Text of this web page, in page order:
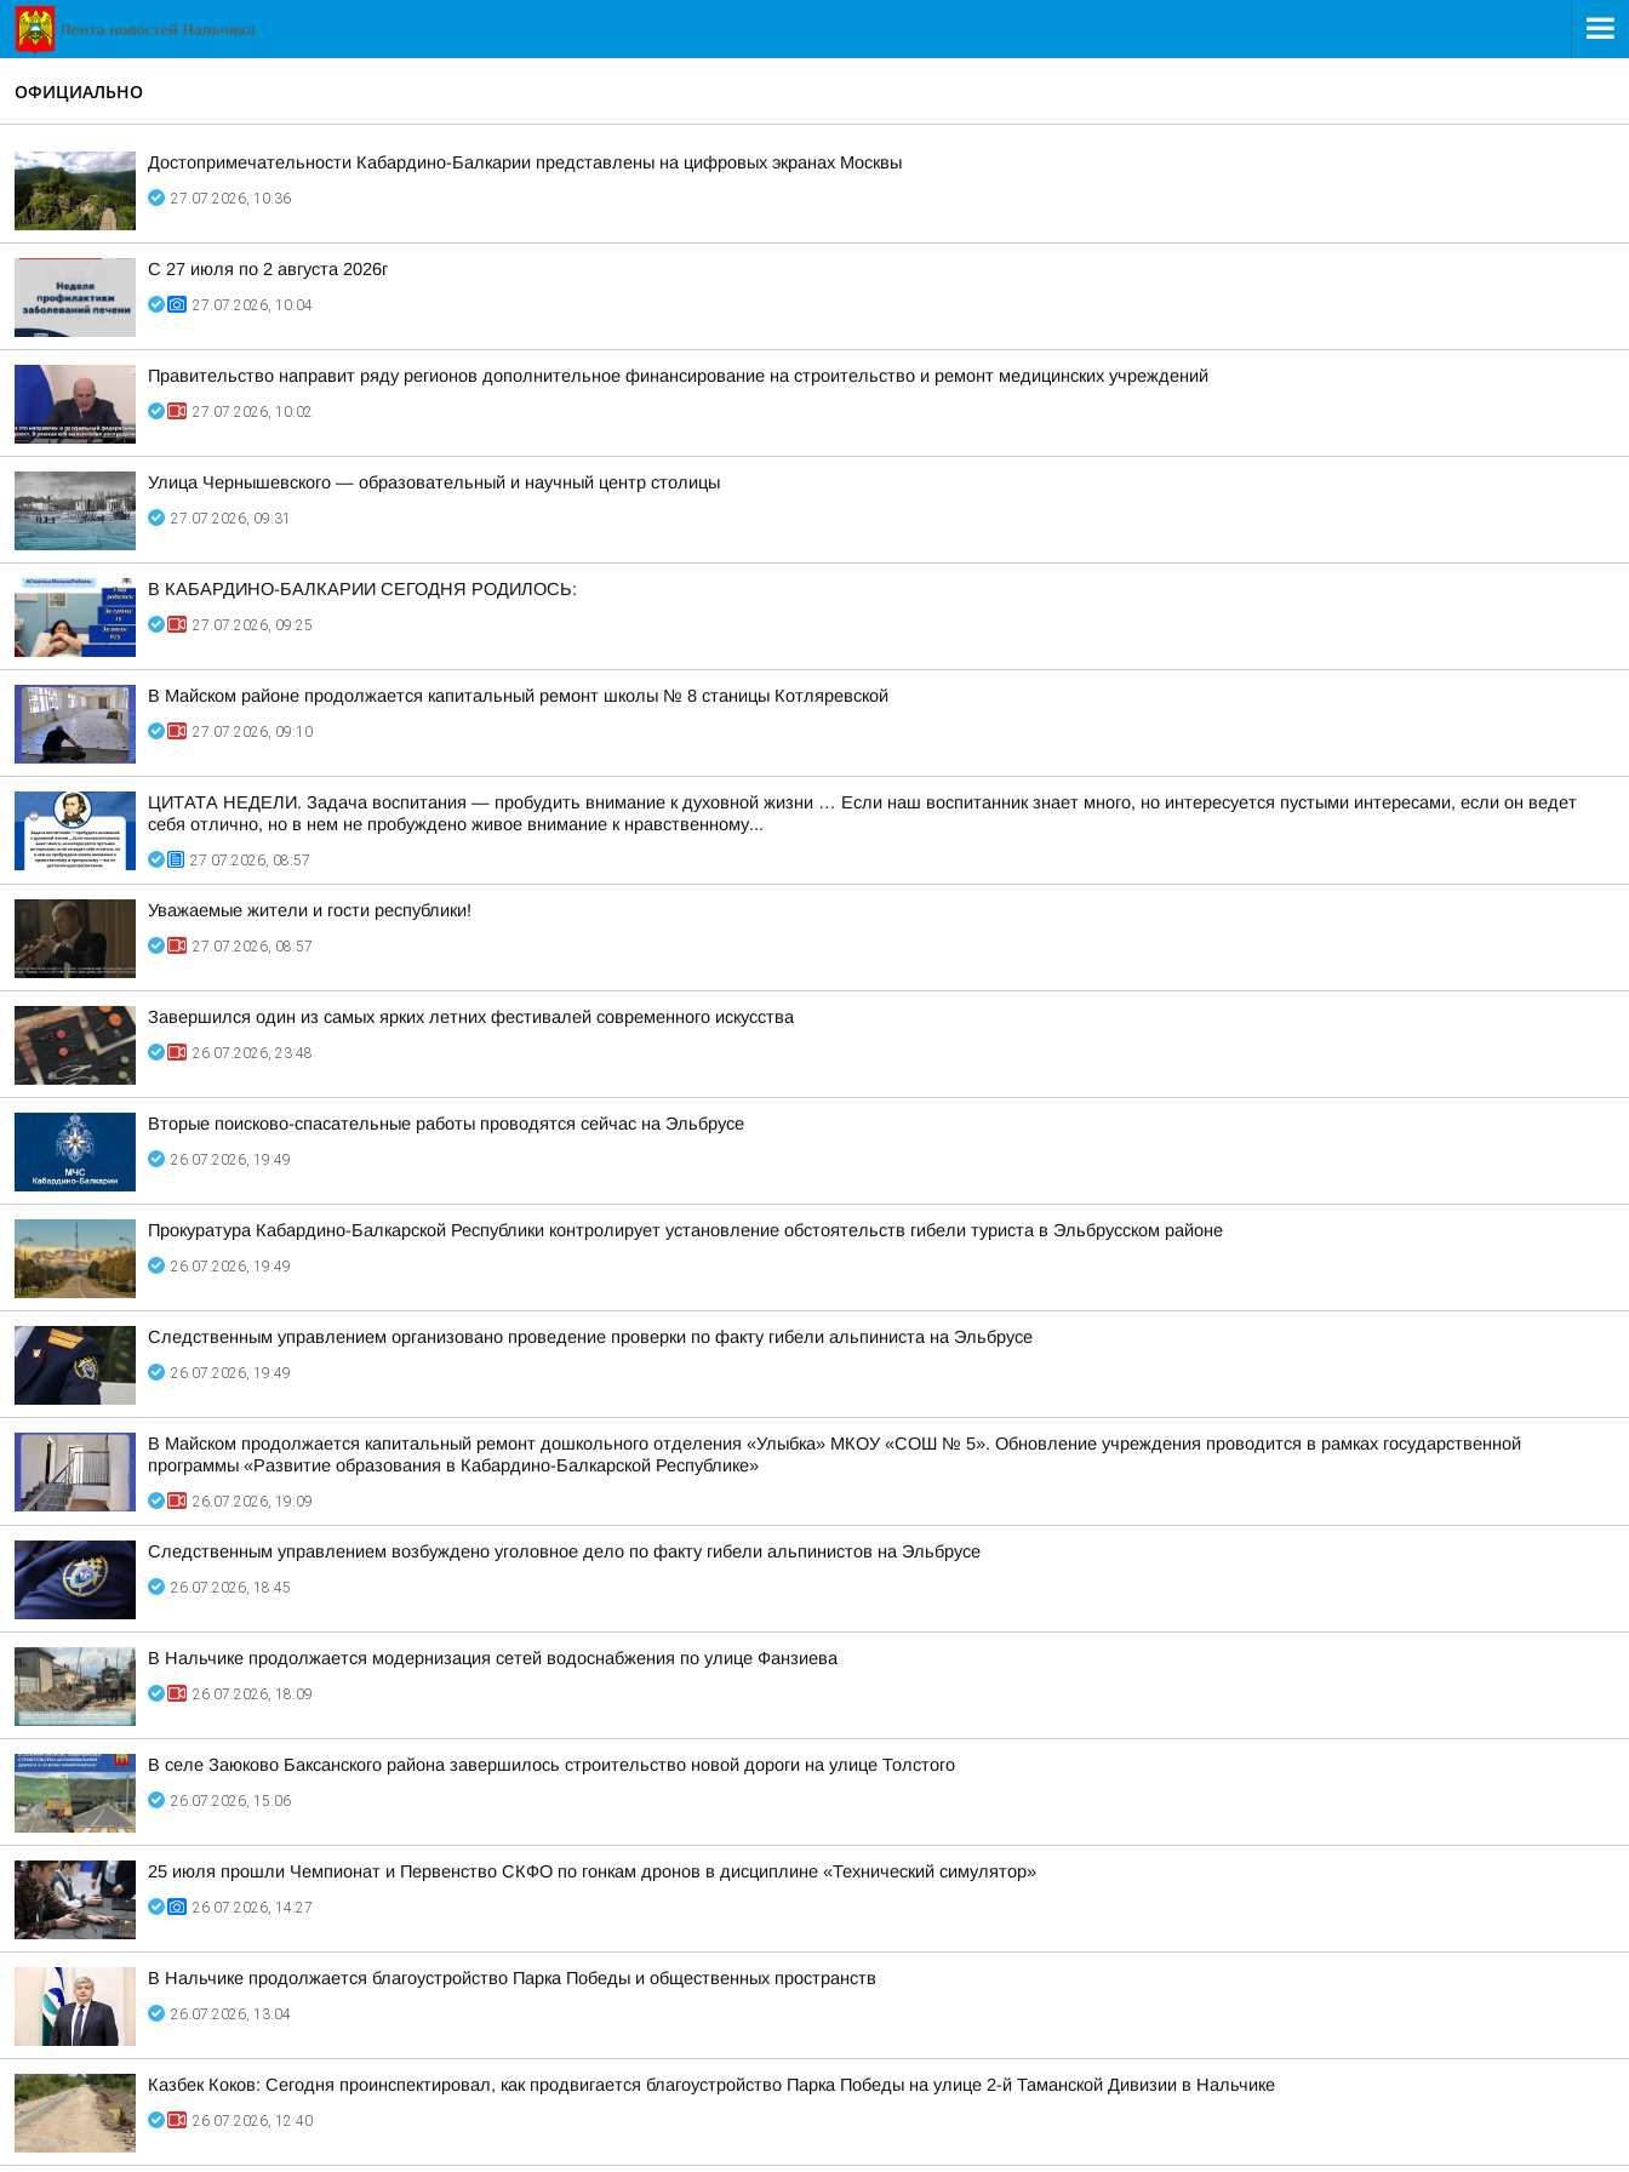
ОФИЦИАЛЬНО
Достопримечательности Кабардино-Балкарии представлены на цифровых экранах Москвы
27.07.2026, 10:36
С 27 июля по 2 августа 2026г
27.07.2026, 10:04
Правительство направит ряду регионов дополнительное финансирование на строительство и ремонт медицинских учреждений
27.07.2026, 10:02
Улица Чернышевского — образовательный и научный центр столицы
27.07.2026, 09:31
В КАБАРДИНО-БАЛКАРИИ СЕГОДНЯ РОДИЛОСЬ:
27.07.2026, 09:25
В Майском районе продолжается капитальный ремонт школы № 8 станицы Котляревской
27.07.2026, 09:10
ЦИТАТА НЕДЕЛИ. Задача воспитания — пробудить внимание к духовной жизни … Если наш воспитанник знает много, но интересуется пустыми интересами, если он ведет
себя отлично, но в нем не пробуждено живое внимание к нравственному...
27.07.2026, 08:57
Уважаемые жители и гости республики!
27.07.2026, 08:57
Завершился один из самых ярких летних фестивалей современного искусства
26.07.2026, 23:48
Вторые поисково-спасательные работы проводятся сейчас на Эльбрусе
26.07.2026, 19:49
Прокуратура Кабардино-Балкарской Республики контролирует установление обстоятельств гибели туриста в Эльбрусском районе
26.07.2026, 19:49
Следственным управлением организовано проведение проверки по факту гибели альпиниста на Эльбрусе
26.07.2026, 19:49
В Майском продолжается капитальный ремонт дошкольного отделения «Улыбка» МКОУ «СОШ № 5». Обновление учреждения проводится в рамках государственной
программы «Развитие образования в Кабардино-Балкарской Республике»
26.07.2026, 19:09
Следственным управлением возбуждено уголовное дело по факту гибели альпинистов на Эльбрусе
26.07.2026, 18:45
В Нальчике продолжается модернизация сетей водоснабжения по улице Фанзиева
26.07.2026, 18:09
В селе Заюково Баксанского района завершилось строительство новой дороги на улице Толстого
26.07.2026, 15:06
25 июля прошли Чемпионат и Первенство СКФО по гонкам дронов в дисциплине «Технический симулятор»
26.07.2026, 14:27
В Нальчике продолжается благоустройство Парка Победы и общественных пространств
26.07.2026, 13:04
Казбек Коков: Сегодня проинспектировал, как продвигается благоустройство Парка Победы на улице 2-й Таманской Дивизии в Нальчике
26.07.2026, 12:40